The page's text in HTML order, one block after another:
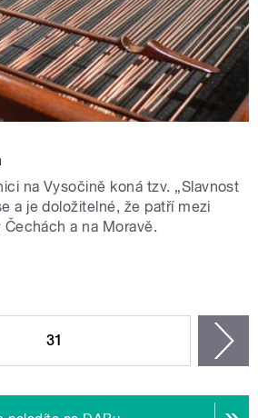
na Vysočině koná tzv. „Slavnost
a je doložitelné, že patří mezi
a na Moravě.
31